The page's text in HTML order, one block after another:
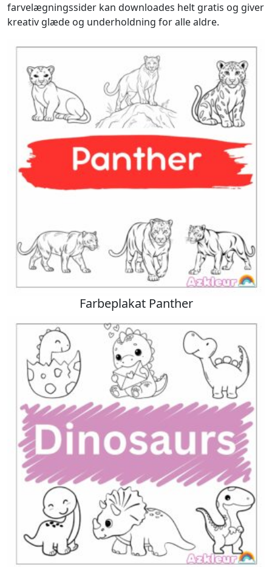
farvelægningssider kan downloades helt gratis og giver
kreativ glæde og underholdning for alle aldre.
Farbeplakat Panther